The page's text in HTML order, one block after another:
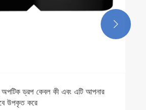
ড্রপ কেবল কী এবং এটি আপনার
উপকৃত করে
